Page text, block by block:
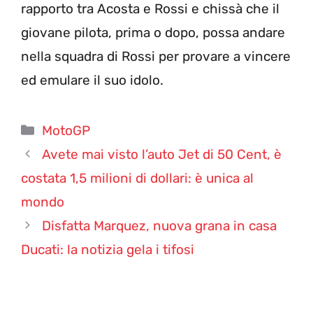
rapporto tra Acosta e Rossi e chissà che il
giovane pilota, prima o dopo, possa andare
nella squadra di Rossi per provare a vincere
ed emulare il suo idolo.
Categorie
MotoGP
Avete mai visto l’auto Jet di 50 Cent, è
costata 1,5 milioni di dollari: è unica al
mondo
Disfatta Marquez, nuova grana in casa
Ducati: la notizia gela i tifosi